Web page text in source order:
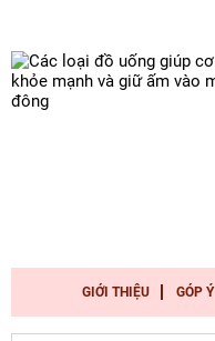
GIỚI THIỆU GÓP Ý